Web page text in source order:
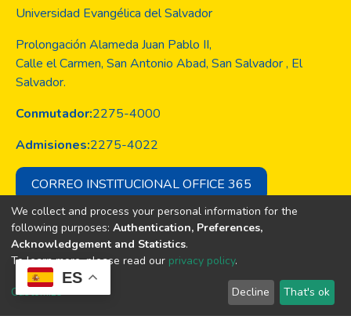
ES
Universidad Evangélica del Salvador
Prolongación Alameda Juan Pablo II,
Calle el Carmen, San Antonio Abad, San Salvador , El
Salvador.
Conmutador:2275-4000
Admisiones:2275-4022
CORREO INSTITUCIONAL OFFICE 365
Copyright © Todos los derechos son
de la Universidad Evangélica de El
We collect and process your personal information for the
following purposes: Authentication, Preferences,
Acknowledgement and Statistics.
To learn more, please read our privacy policy.
Customize Decline That's ok